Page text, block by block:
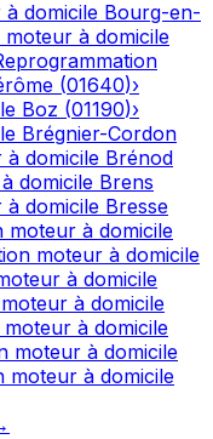
domicile Bourg-en-
à domicile
(01640)›
Boz (01190)›
Brégnier-Cordon
à domicile Brénod
domicile Brens
à domicile Bresse
moteur à domicile
moteur à domicile
à domicile
à domicile
à domicile
moteur à domicile
moteur à domicile